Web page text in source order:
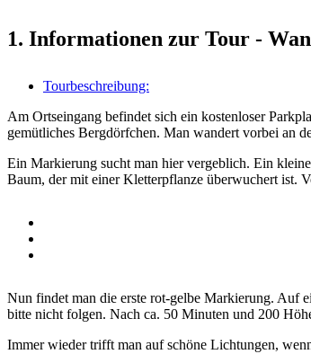
1. Informationen zur Tour -
Tourbeschreibung:
Am Ortseingang befindet sich ein kostenloser
gemütliches Bergdörfchen. Man wandert vorbei an
Ein Markierung sucht man hier vergeblich. Ein
Baum, der mit einer Kletterpflanze überwuchert ist.
Nun findet man die erste rot-gelbe Markierung. Auf
bitte nicht folgen. Nach ca. 50 Minuten und 200
Immer wieder trifft man auf schöne Lichtungen,